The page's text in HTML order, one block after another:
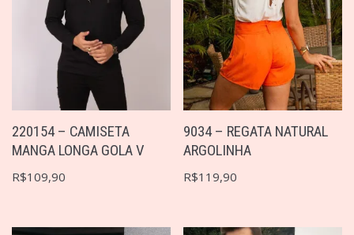
220154 – CAMISETA
MANGA LONGA GOLA V
R$109,90
9034 – REGATA NATURAL
ARGOLINHA
R$119,90